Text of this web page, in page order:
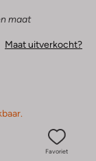
maat
Maat uitverkocht?
Favoriet